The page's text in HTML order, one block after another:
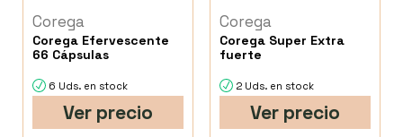
Corega
Corega Efervescente
66 Cápsulas
6 Uds. en stock
Ver precio
Corega
Corega Super Extra
fuerte
2 Uds. en stock
Ver precio